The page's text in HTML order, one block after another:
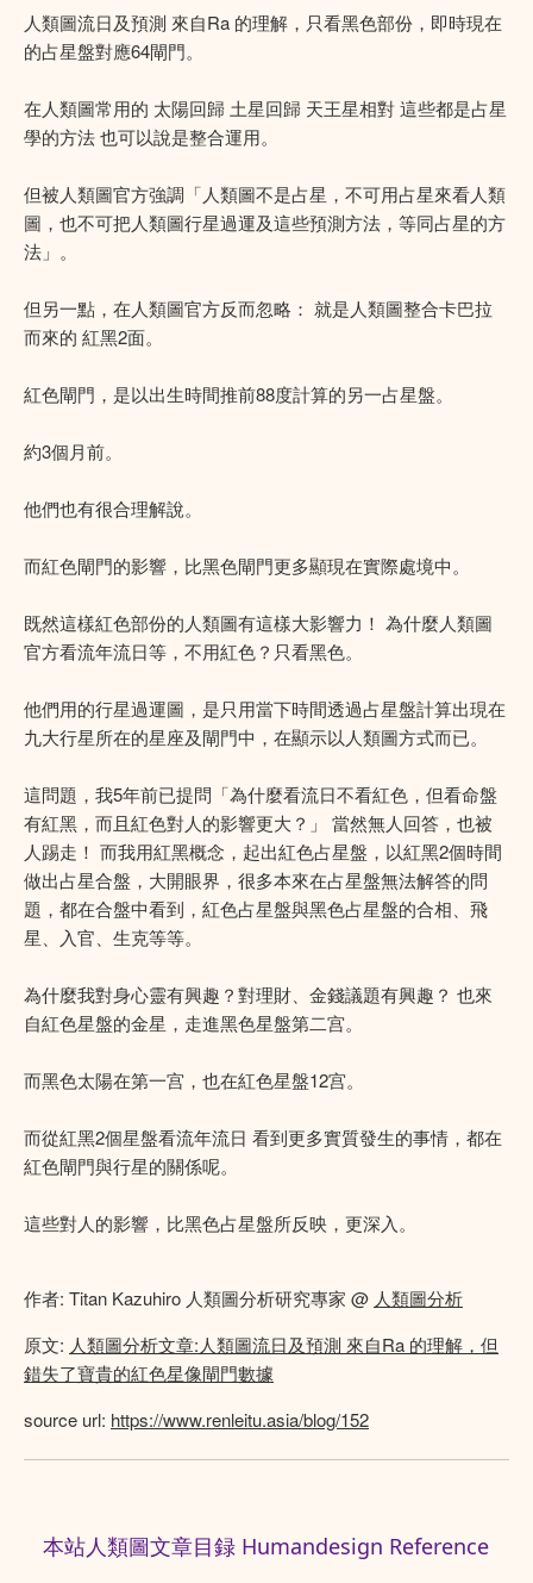
人類圖流日及預測 來自Ra 的理解，只看黑色部份，即時現在
的占星盤對應64閘門。
在人類圖常用的 太陽回歸 土星回歸 天王星相對 這些都是占星
學的方法 也可以說是整合運用。
但被人類圖官方強調「人類圖不是占星，不可用占星來看人類
圖，也不可把人類圖行星過運及這些預測方法，等同占星的方
法」。
但另一點，在人類圖官方反而忽略： 就是人類圖整合卡巴拉
而來的 紅黑2面。
紅色閘門，是以出生時間推前88度計算的另一占星盤。
約3個月前。
他們也有很合理解說。
而紅色閘門的影響，比黑色閘門更多顯現在實際處境中。
既然這樣紅色部份的人類圖有這樣大影響力！ 為什麼人類圖
官方看流年流日等，不用紅色？只看黑色。
他們用的行星過運圖，是只用當下時間透過占星盤計算出現在
九大行星所在的星座及閘門中，在顯示以人類圖方式而已。
這問題，我5年前已提問「為什麼看流日不看紅色，但看命盤
有紅黑，而且紅色對人的影響更大？」 當然無人回答，也被
人踢走！ 而我用紅黑概念，起出紅色占星盤，以紅黑2個時間
做出占星合盤，大開眼界，很多本來在占星盤無法解答的問
題，都在合盤中看到，紅色占星盤與黑色占星盤的合相、飛
星、入官、生克等等。
為什麼我對身心靈有興趣？對理財、金錢議題有興趣？ 也來
自紅色星盤的金星，走進黑色星盤第二宫。
而黑色太陽在第一宫，也在紅色星盤12宫。
而從紅黑2個星盤看流年流日 看到更多實質發生的事情，都在
紅色閘門與行星的關係呢。
這些對人的影響，比黑色占星盤所反映，更深入。
作者: Titan Kazuhiro 人類圖分析研究專家 @ 人類圖分析
原文: 人類圖分析文章:人類圖流日及預測 來自Ra 的理解，但
錯失了寶貴的紅色星像閘門數據
source url: https://www.renleitu.asia/blog/152
本站人類圖文章目録 Humandesign Reference